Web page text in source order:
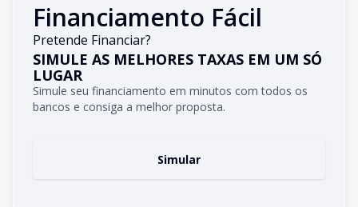
Financiamento Fácil
Pretende Financiar?
SIMULE AS MELHORES TAXAS EM UM SÓ
LUGAR
Simule seu financiamento em minutos com todos os
bancos e consiga a melhor proposta.
Simular